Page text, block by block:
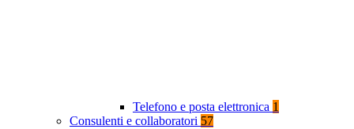
Telefono e posta elettronica 1
Consulenti e collaboratori 57